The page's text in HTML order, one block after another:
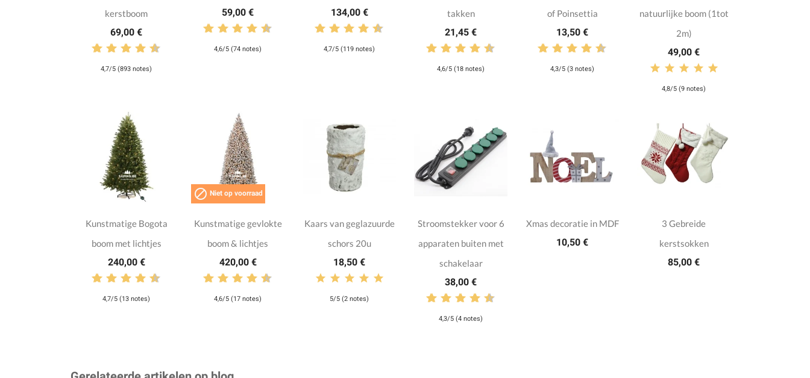
kerstboom
69,00 €
4,7/5 (893 notes)
59,00 €
4,6/5 (74 notes)
134,00 €
4,7/5 (119 notes)
takken
21,45 €
4,6/5 (18 notes)
of Poinsettia
13,50 €
4,3/5 (3 notes)
natuurlijke boom (1tot
2m)
49,00 €
4,8/5 (9 notes)
Kunstmatige Bogota
boom met lichtjes
240,00 €
4,7/5 (13 notes)
 Niet op voorraad
Kunstmatige gevlokte
boom & lichtjes
420,00 €
4,6/5 (17 notes)
Kaars van geglazuurde
schors 20u
18,50 €
5/5 (2 notes)
Stroomstekker voor 6
apparaten buiten met
schakelaar
38,00 €
4,3/5 (4 notes)
Xmas decoratie in MDF
10,50 €
3 Gebreide
kerstsokken
85,00 €